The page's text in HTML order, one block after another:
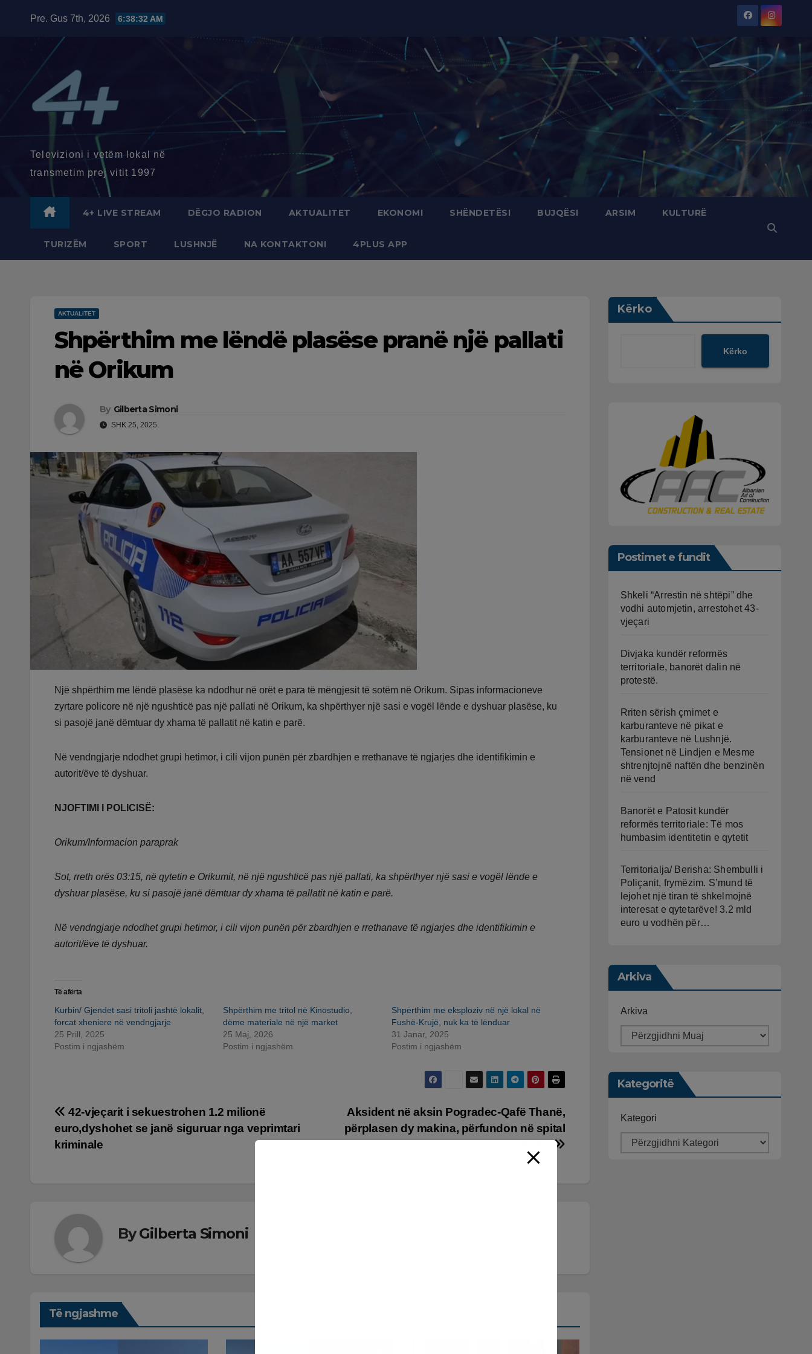
Pre. Gus 7th, 2026 6:38:34 AM
Televizioni i vetëm lokal në
transmetim prej vitit 1997
4+ LIVE STREAM DËGJO RADION AKTUALITET EKONOMI SHËNDETËSI BUJQËSI ARSIM KULTURË
TURIZËM SPORT LUSHNJË NA KONTAKTONI 4PLUS APP
AKTUALITET
Shpërthim me lëndë plasëse pranë një pallati
në Orikum
By Gilberta Simoni
SHK 25, 2025
Një shpërthim me lëndë plasëse ka ndodhur në orët e para të mëngjesit të sotëm në Orikum. Sipas informacioneve
zyrtare policore në një ngushticë pas një pallati në Orikum, ka shpërthyer një sasi e vogël lënde e dyshuar plasëse, ku
si pasojë janë dëmtuar dy xhama të pallatit në katin e parë.
Në vendngjarje ndodhet grupi hetimor, i cili vijon punën për zbardhjen e rrethanave të ngjarjes dhe identifikimin e
autorit/ëve të dyshuar.
NJOFTIMI I POLICISË:
Orikum/Informacion paraprak
Sot, rreth orës 03:15, në qytetin e Orikumit, në një ngushticë pas një pallati, ka shpërthyer një sasi e vogël lënde e
dyshuar plasëse, ku si pasojë janë dëmtuar dy xhama të pallatit në katin e parë.
Në vendngjarje ndodhet grupi hetimor, i cili vijon punën për zbardhjen e rrethanave të ngjarjes dhe identifikimin e
autorit/ëve të dyshuar.
Të afërta
Kurbin/ Gjendet sasi tritoli jashtë lokalit,
forcat xheniere në vendngjarje
25 Prill, 2025
Postim i ngjashëm
Shpërthim me tritol në Kinostudio,
dëme materiale në një market
25 Maj, 2026
Postim i ngjashëm
Shpërthim me eksploziv në një lokal në
Fushë-Krujë, nuk ka të lënduar
31 Janar, 2025
Postim i ngjashëm
Lëvizje
te
Aksident në aksin Pogradec-Qafë Thanë,
përplasen dy makina, përfundon në spital
42-vjeçarit i sekuestrohen 1.2 milionë
euro,dyshohet se janë siguruar nga veprimtari
kriminale
ByGilberta Simoni
Të ngjashme
Kërko
Kërko
Postimet e fundit
Shkeli “Arrestin në shtëpi” dhe
vodhi automjetin, arrestohet 43-
vjeçari
Divjaka kundër reformës
territoriale, banorët dalin në
protestë.
Rriten sërish çmimet e
karburanteve në pikat e
karburanteve në Lushnjë.
Tensionet në Lindjen e Mesme
shtrenjtojnë naftën dhe benzinën
në vend
Banorët e Patosit kundër
reformës territoriale: Të mos
humbasim identitetin e qytetit
Territorialja/ Berisha: Shembulli i
Poliçanit, frymëzim. S’mund të
lejohet një tiran të shkelmojnë
interesat e qytetarëve! 3.2 mld
euro u vodhën për…
Arkiva
Arkiva
Kategoritë
Kategori